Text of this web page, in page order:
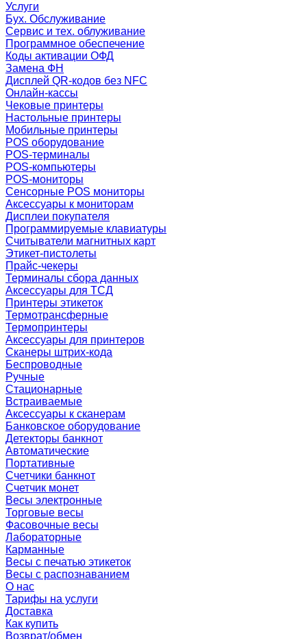
Услуги
Бух. Обслуживание
Сервис и тех. облуживание
Программное обеспечение
Коды активации ОФД
Замена ФН
Дисплей QR-кодов без NFC
Онлайн-кассы
Чековые принтеры
Настольные принтеры
Мобильные принтеры
POS оборудование
POS-терминалы
POS-компьютеры
POS-мониторы
Сенсорные POS мониторы
Аксессуары к мониторам
Дисплеи покупателя
Программируемые клавиатуры
Считыватели магнитных карт
Этикет-пистолеты
Прайс-чекеры
Терминалы сбора данных
Аксессуары для ТСД
Принтеры этикеток
Термотрансферные
Термопринтеры
Аксессуары для принтеров
Сканеры штрих-кода
Беспроводные
Ручные
Стационарные
Встраиваемые
Аксессуары к сканерам
Банковское оборудование
Детекторы банкнот
Автоматические
Портативные
Счетчики банкнот
Счетчик монет
Весы электронные
Торговые весы
Фасовочные весы
Лабораторные
Карманные
Весы с печатью этикеток
Весы с распознаванием
О нас
Тарифы на услуги
Доставка
Как купить
Возврат/обмен